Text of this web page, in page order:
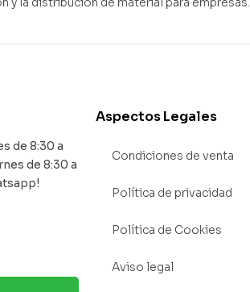
de 8:30 a
de 8:30 a
Aspectos Legales
Condiciones de venta
Política de privacidad
Política de Cookies
Aviso legal